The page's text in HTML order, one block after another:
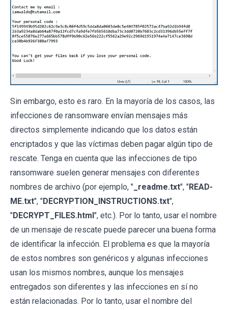
Sin embargo, esto es raro. En la mayoría de los casos, las
infecciones de ransomware envían mensajes más
directos simplemente indicando que los datos están
encriptados y que las víctimas deben pagar algún tipo de
rescate. Tenga en cuenta que las infecciones de tipo
ransomware suelen generar mensajes con diferentes
nombres de archivo (por ejemplo, " _readme.txt", "READ-
ME.txt", "DECRYPTION_INSTRUCTIONS.txt",
"DECRYPT_FILES.html ", etc.). Por lo tanto, usar el nombre
de un mensaje de rescate puede parecer una buena forma
de identificar la infección. El problema es que la mayoría
de estos nombres son genéricos y algunas infecciones
usan los mismos nombres, aunque los mensajes
entregados son diferentes y las infecciones en sí no
están relacionadas. Por lo tanto, usar el nombre del